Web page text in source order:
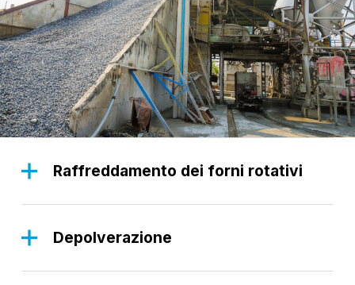
Raffreddamento dei forni rotativi
essenziale per il raffreddamento dei forni rotativi,
assicurando che il cemento venga prodotto a
temperature ottimali, mantenendo l’efficienza
Depolverazione
processi di depolverazione, assicurando che le